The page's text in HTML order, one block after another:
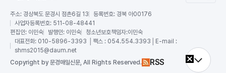
주소: 경상북도 문경시 점촌6길 13 등록번호: 경북 아00176
사업자등록번호: 511-08-48441
편집인: 이민숙 발행인: 이민숙 청소년보호책임자:이민숙
대표전화: 010-5896-3393 │팩스 : 054.554.3393│E-mail :
shms2015@daum.net
Copyright by 문경매일신문, All Rights Reserved. RSS